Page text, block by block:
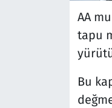
AA
tapu
Bu